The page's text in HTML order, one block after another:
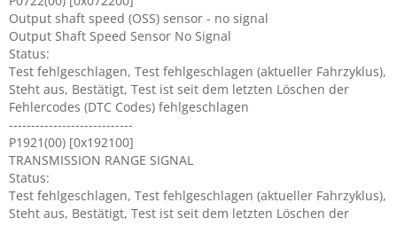
Output shaft speed (OSS) sensor - no signal
Output Shaft Speed Sensor No Signal
Status:
Test fehlgeschlagen, Test fehlgeschlagen (aktueller Fahrzyklus),
Steht aus, Bestätigt, Test ist seit dem letzten Löschen der
Fehlercodes (DTC Codes) fehlgeschlagen
----------------------------
P1921(00) [0x192100]
TRANSMISSION RANGE SIGNAL
Status:
Test fehlgeschlagen, Test fehlgeschlagen (aktueller Fahrzyklus),
Steht aus, Bestätigt, Test ist seit dem letzten Löschen der